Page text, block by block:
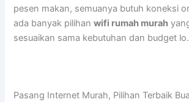
pesen makan, semuanya butuh koneksi
ada banyak pilihanwifi rumah murah
sesuaikan sama kebutuhan dan budget lo.
Pasang Internet Murah, Pilihan Terbaik